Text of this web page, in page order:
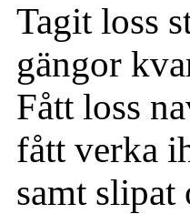
Tagit loss
gängor
Fått loss
fått verka
samt